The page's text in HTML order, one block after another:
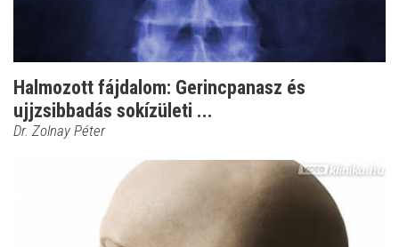
Halmozott fájdalom: Gerincpanasz és
ujjzsibbadás sokízületi ...
Dr. Zolnay Péter